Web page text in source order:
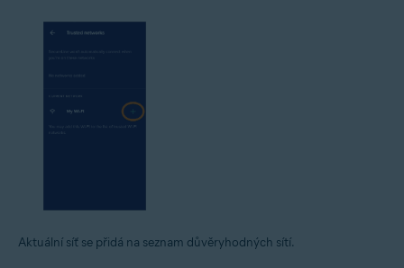
Aktuální síť se přidá na seznam důvěryhodných sítí.